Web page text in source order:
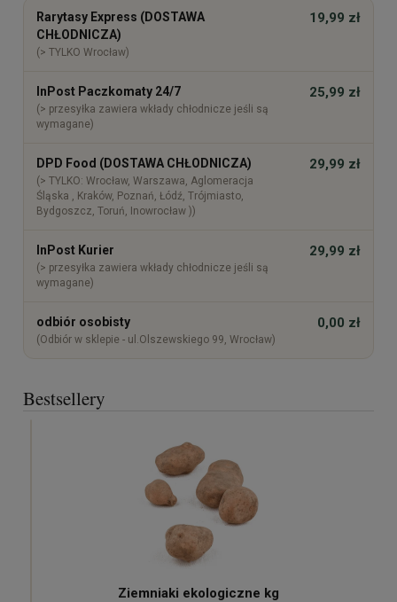
Cena nie zawiera ewentualnych kosztów płatności
Rarytasy Express (DOSTAWA
CHŁODNICZA)
(> TYLKO Wrocław)
19,99 zł
InPost Paczkomaty 24/7
(> przesyłka zawiera wkłady chłodnicze jeśli są
wymagane)
25,99 zł
DPD Food (DOSTAWA CHŁODNICZA)
(> TYLKO: Wrocław, Warszawa, Aglomeracja
Śląska , Kraków, Poznań, Łódź, Trójmiasto,
Bydgoszcz, Toruń, Inowrocław ))
29,99 zł
InPost Kurier
(> przesyłka zawiera wkłady chłodnicze jeśli są
wymagane)
29,99 zł
odbiór osobisty
(Odbiór w sklepie - ul.Olszewskiego 99, Wrocław)
0,00 zł
Bestsellery
Ziemniaki ekologiczne kg